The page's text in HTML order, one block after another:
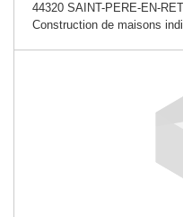
44320 SAINT-PERE-EN-
Construction de maisons